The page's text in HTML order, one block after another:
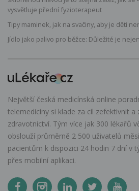
vysvětluje přední fyzioterapeut
Tipy maminek, jak na svačiny, aby je děti
Jídlo jako palivo pro běžce: Důležité je
Největší česká medicínská online
telemedicíny si klade za cíl zefektivnit a
zdravotnictví. Tým více jak 300 lékařů
obslouží průměrně 2 500 uživatelů
pacientům k dispozici 24 hodin 7 dní v
přes mobilní aplikaci.